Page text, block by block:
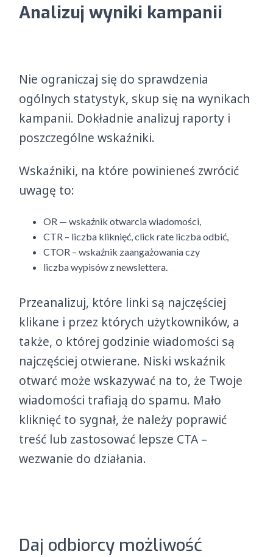
Analizuj wyniki kampanii
Nie ograniczaj się do sprawdzenia
ogólnych statystyk, skup się na wynikach
kampanii. Dokładnie analizuj raporty i
poszczególne wskaźniki.
Wskaźniki, na które powinieneś zwrócić
uwagę to:
OR — wskaźnik otwarcia wiadomości,
CTR – liczba kliknięć, click rate liczba odbić,
CTOR – wskaźnik zaangażowania czy
liczba wypisów z newslettera.
Przeanalizuj, które linki są najczęściej
klikane i przez których użytkowników, a
także, o której godzinie wiadomości są
najczęściej otwierane. Niski wskaźnik
otwarć może wskazywać na to, że Twoje
wiadomości trafiają do spamu. Mało
kliknięć to sygnał, że należy poprawić
treść lub zastosować lepsze CTA –
wezwanie do działania.
Daj odbiorcy możliwość